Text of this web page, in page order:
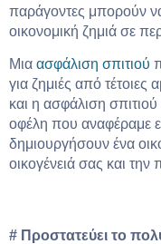
παράγοντες μπορούν
οικονομική ζημιά σε
Μια ασφάλιση σπιτιού
για ζημιές από τέτοιες
και η ασφάλιση
οφέλη που αναφέραμε
δημιουργήσουν ένα
οικογένειά σας και
# Προστατεύει το